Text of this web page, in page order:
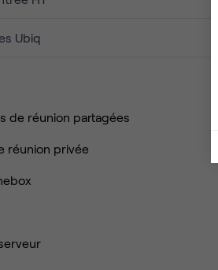
Ubiq
de réunion partagées
réunion privée